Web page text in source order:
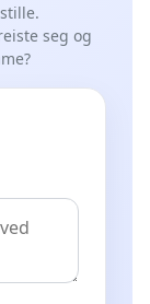
seg og